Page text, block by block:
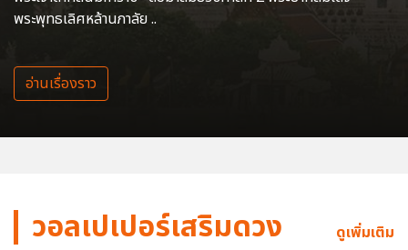
พระพุทธเลิศหล้านภาลัย ..
อ่านเรื่องราว
วอลเปเปอร์เสริมดวง ดูเพิ่มเติม